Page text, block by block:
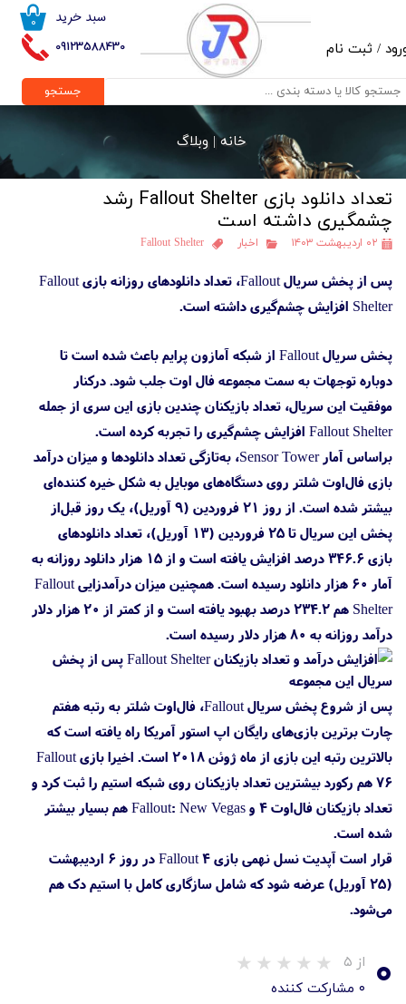
09123588430
۰ سبد خرید
/ ثبت نام
حساب کاربری من
تغییر گذر واژه
خروج از حساب کاربری
جستجو
خانه |وبلاگ
تعداد دانلود بازی Fallout Shelter رشد
چشمگیری داشته است
۰۲ اردیبهشت ۱۴۰۳ اخبار Fallout Shelter
پس‌ از پخش سریال Fallout، تعداد دانلودهای روزانه بازی Fallout
Shelter افزایش چشم‌گیری داشته است.
پخش سریال Fallout از شبکه آمازون پرایم باعث شده است تا
دوباره توجهات به سمت مجموعه فال اوت جلب شود. درکنار
موفقیت این سریال، تعداد بازیکنان چندین بازی این سری از جمله
Fallout Shelter افزایش چشم‌گیری را تجربه کرده است.
براساس آمار Sensor Tower، به‌تازگی تعداد دانلودها و میزان درآمد
بازی فال‌اوت شلتر روی دستگاه‌های موبایل به شکل خیره کننده‌ای
بیشتر شده است. از روز ۲۱ فروردین (۹ آوریل)، یک روز قبل‌از
پخش این سریال تا ۲۵ فروردین (۱۳ آوریل)، تعداد دانلودهای
بازی ۳۴۶.۶ درصد افزایش یافته است و از ۱۵ هزار دانلود روزانه به
آمار ۶۰ هزار دانلود رسیده است. همچنین میزان درآمدزایی Fallout
Shelter هم ۲۳۴.۲ درصد بهبود یافته است و از کمتر از ۲۰ هزار دلار
درآمد روزانه به ۸۰ هزار دلار رسیده است.
پس از شروع پخش سریال Fallout، فال‌اوت شلتر به رتبه هفتم
چارت برترین بازی‌های رایگان اپ استور آمریکا راه یافته است که
بالاترین رتبه این بازی از ماه ژوئن ۲۰۱۸ است. اخیرا بازی Fallout
76 هم رکورد بیشترین تعداد بازیکنان روی شبکه استیم را ثبت کرد و
تعداد بازیکنان فال‌اوت ۴ و Fallout: New Vegas هم بسیار بیشتر
شده است.
قرار است آپدیت نسل نهمی بازی Fallout 4 در روز ۶ اردیبهشت
(۲۵ آوریل) عرضه شود که شامل سازگاری کامل با استیم دک هم
می‌شود.
۰ از ۵
۰ مشارکت کننده